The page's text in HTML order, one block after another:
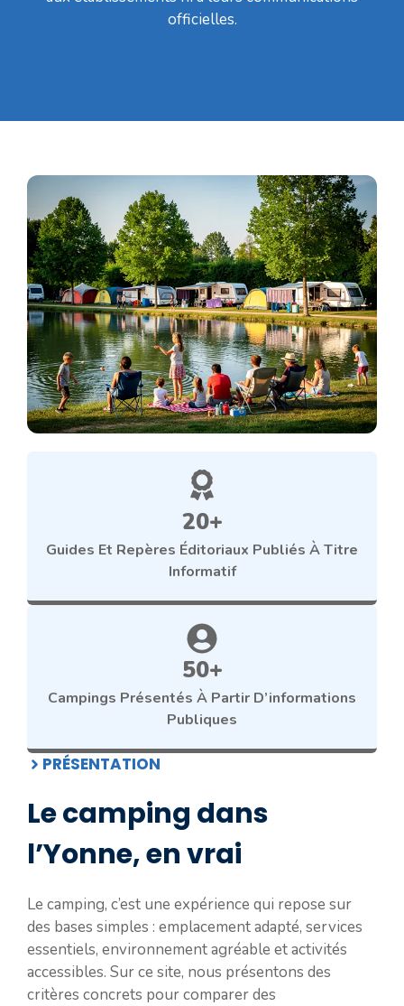
officielles.
20+
Guides Et Repères Éditoriaux Publiés À Titre
Informatif
50+
Campings Présentés À Partir D’informations
Publiques
PRÉSENTATION
Le camping dans
l’Yonne, en vrai
Le camping, c’est une expérience qui repose sur
des bases simples : emplacement adapté, services
essentiels, environnement agréable et activités
accessibles. Sur ce site, nous présentons des
critères concrets pour comparer des